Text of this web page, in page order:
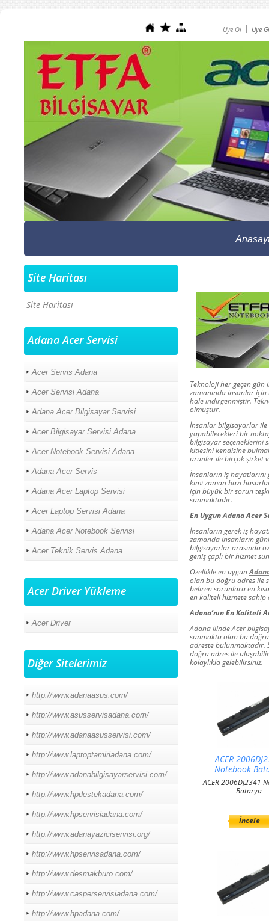
Üye Ol Üye
Site Haritası
Site Haritası
Adana Acer Servisi
Acer Servis Adana
Acer Servisi Adana
Adana Acer Bilgisayar Servisi
Acer Bilgisayar Servisi Adana
Acer Notebook Servisi Adana
Adana Acer Servis
Adana Acer Laptop Servisi
Acer Laptop Servisi Adana
Adana Acer Notebook Servisi
Acer Teknik Servis Adana
Acer Driver Yükleme
Acer Driver
Diğer Sitelerimiz
http://www.adanaasus.com/
http://www.asusservisadana.com/
http://www.adanaasusservisi.com/
http://www.laptoptamiriadana.com/
http://www.adanabilgisayarservisi.com/
http://www.hpdestekadana.com/
http://www.hpservisiadana.com/
http://www.adanayaziciservisi.org/
http://www.hpservisadana.com/
http://www.desmakburo.com/
http://www.casperservisiadana.com/
http://www.hpadana.com/
Teknoloji her geçen gün
zamanında insanlar
hale indirgenmiştir.
olmuştur.
İnsanlar bilgisayarlar ile
yapabilecekleri bir
bilgisayar seçeneklerini
kitlesini kendisine
ürünler ile birçok şirket
İnsanların iş
kimi zaman bazı
için büyük bir sorun
sunmaktadır.
En Uygun Adana Acer
İnsanların gerek iş
zamanda insanların
bilgisayarlar arasında
geniş çaplı bir hizmet
Özellikle en uygun
olan bu doğru adres ile
beliren sorunlara en
en kaliteli hizmete sahip
Adana’nın En Kaliteli
Adana ilinde Acer
sunmakta olan bu
adreste bulunmaktadır.
doğru adres ile
kolaylıkla gelebilirsiniz.
ACER
Notebook
ACER 2006DJ2341
Batarya
İncele